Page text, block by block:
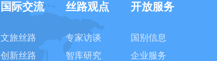
国际交流
文旅丝路
创新丝路
丝路观点
专家访谈
智库研究
开放服务
国别信息
企业服务